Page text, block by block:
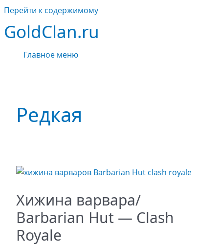
Перейти к содержимому
GoldClan.ru
Главное меню
Редкая
Хижина варвара/
Barbarian Hut — Clash
Royale